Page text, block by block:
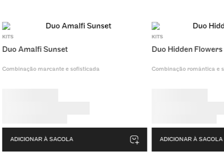
ADICIONAR À
SACOLA
KITS
Duo Amalfi Sunset
Combinação marcante e sofisticada
ADICIONAR À SACOLA
KITS
Duo Hidden Flowers
Combinação romântica e
ADICIONAR À SACOLA